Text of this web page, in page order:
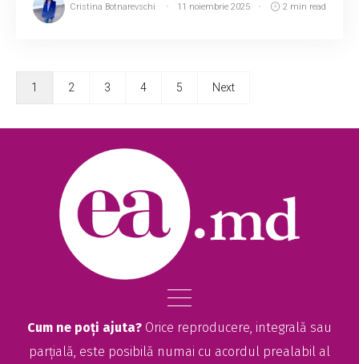
Cristina Botnarevschi 11 noiembrie 2025 2 min read
1 2 3 4 5 Next
Cum ne poți ajuta? Orice reproducere, integrală sau
parțială, este posibilă numai cu acordul prealabil al